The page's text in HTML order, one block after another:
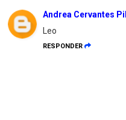
Andrea Cervantes
Leo
RESPONDER